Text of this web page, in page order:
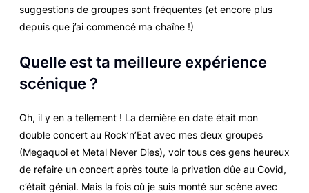
suggestions de groupes sont fréquentes (et encore plus
depuis que j’ai commencé ma chaîne !)
Quelle est ta meilleure expérience
scénique ?
Oh, il y en a tellement ! La dernière en date était mon
double concert au Rock’n’Eat avec mes deux groupes
(Megaquoi et Metal Never Dies), voir tous ces gens heureux
de refaire un concert après toute la privation dûe au Covid,
c’était génial. Mais la fois où je suis monté sur scène avec